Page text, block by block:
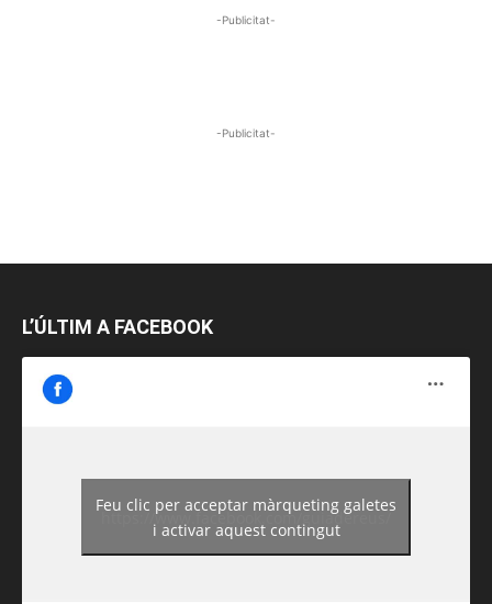
-Publicitat-
-Publicitat-
L’ÚLTIM A FACEBOOK
https://www.facebook.com/guiadereus/
Feu clic per acceptar màrqueting galetes
i activar aquest contingut